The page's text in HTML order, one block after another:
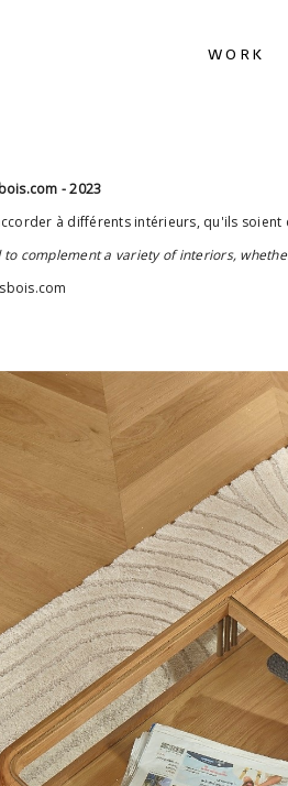
WORK
- 2023
à différents intérieurs, qu'ils
complement a variety of interiors,